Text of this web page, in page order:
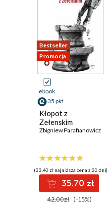
Bestseller
Promocja
ebook
35 pkt
Kłopot z
Zełenskim
Zbigniew Parafianowicz
(33,40 zł najniższa cena z 30 dni)
35.70 zł
42.00zł (-15%)